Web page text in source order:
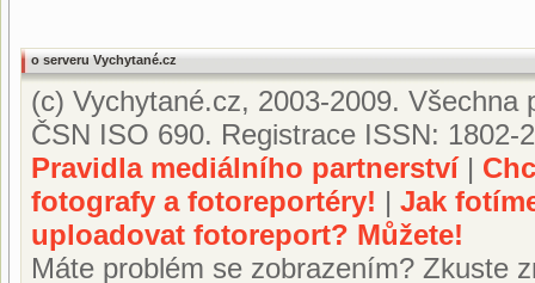
o serveru Vychytané.cz
(c) Vychytané.cz, 2003-2009.
ČSN ISO 690. Registrace ISSN: 1802-
Pravidla mediálního partnerství|
fotografy a fotoreportéry! | Jak
uploadovat fotoreport? Můžete!
Máte problém se zobrazením? Zkuste